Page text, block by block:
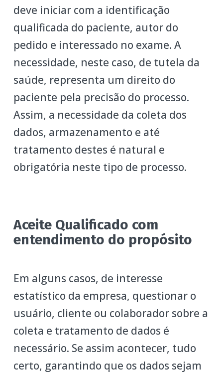
deve iniciar com a identificação
qualificada do paciente, autor do
pedido e interessado no exame. A
necessidade, neste caso, de tutela da
saúde, representa um direito do
paciente pela precisão do processo.
Assim, a necessidade da coleta dos
dados, armazenamento e até
tratamento destes é natural e
obrigatória neste tipo de processo.
Aceite Qualificado com
entendimento do propósito
Em alguns casos, de interesse
estatístico da empresa, questionar o
usuário, cliente ou colaborador sobre a
coleta e tratamento de dados é
necessário. Se assim acontecer, tudo
certo, garantindo que os dados sejam